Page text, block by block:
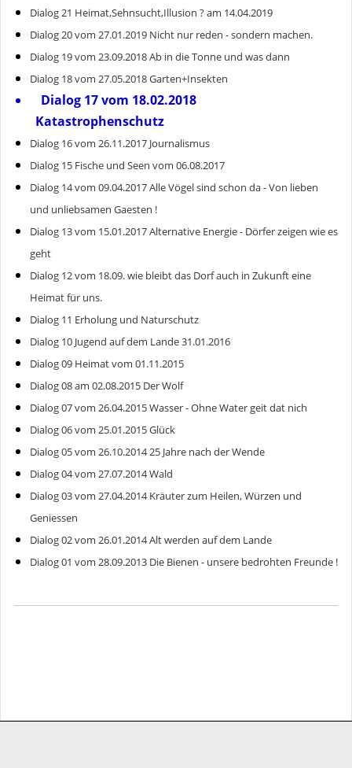
Dialog 21 Heimat,Sehnsucht,Illusion ? am 14.04.2019
Dialog 20 vom 27.01.2019 Nicht nur reden - sondern machen.
Dialog 19 vom 23.09.2018 Ab in die Tonne und was dann
Dialog 18 vom 27.05.2018 Garten+Insekten
Dialog 17 vom 18.02.2018
Katastrophenschutz
Dialog 16 vom 26.11.2017 Journalismus
Dialog 15 Fische und Seen vom 06.08.2017
Dialog 14 vom 09.04.2017 Alle Vögel sind schon da - Von lieben
und unliebsamen Gaesten !
Dialog 13 vom 15.01.2017 Alternative Energie - Dörfer zeigen wie es
geht
Dialog 12 vom 18.09. wie bleibt das Dorf auch in Zukunft eine
Heimat für uns.
Dialog 11 Erholung und Naturschutz
Dialog 10 Jugend auf dem Lande 31.01.2016
Dialog 09 Heimat vom 01.11.2015
Dialog 08 am 02.08.2015 Der Wolf
Dialog 07 vom 26.04.2015 Wasser - Ohne Water geit dat nich
Dialog 06 vom 25.01.2015 Glück
Dialog 05 vom 26.10.2014 25 Jahre nach der Wende
Dialog 04 vom 27.07.2014 Wald
Dialog 03 vom 27.04.2014 Kräuter zum Heilen, Würzen und
Geniessen
Dialog 02 vom 26.01.2014 Alt werden auf dem Lande
Dialog 01 vom 28.09.2013 Die Bienen - unsere bedrohten Freunde !